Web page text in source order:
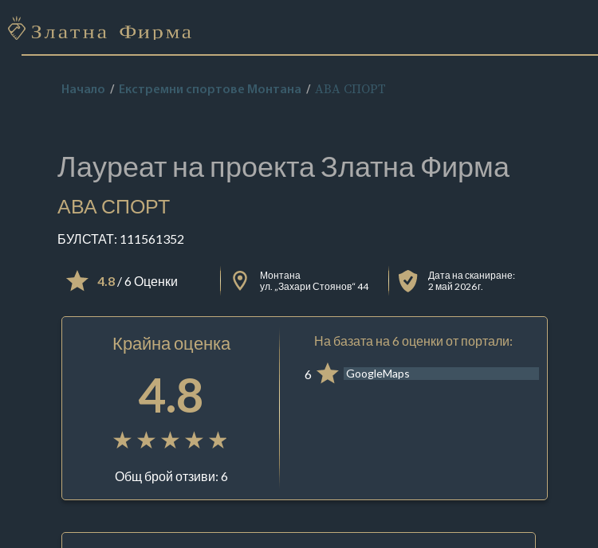
Начало Екстремни спортове Монтана АВА СПОРТ
Лауреат на проектаЗлатна Фирма
АВА СПОРТ
БУЛСТАТ: 111561352
4.8/ 6 Оценки
Монтана
ул. „Захари Стоянов“ 44
Дата на сканиране:
2 май 2026 г.
Крайна оценка
4.8
Общ брой отзиви: 6
На базата на 6 оценки от портали:
6 GoogleMaps